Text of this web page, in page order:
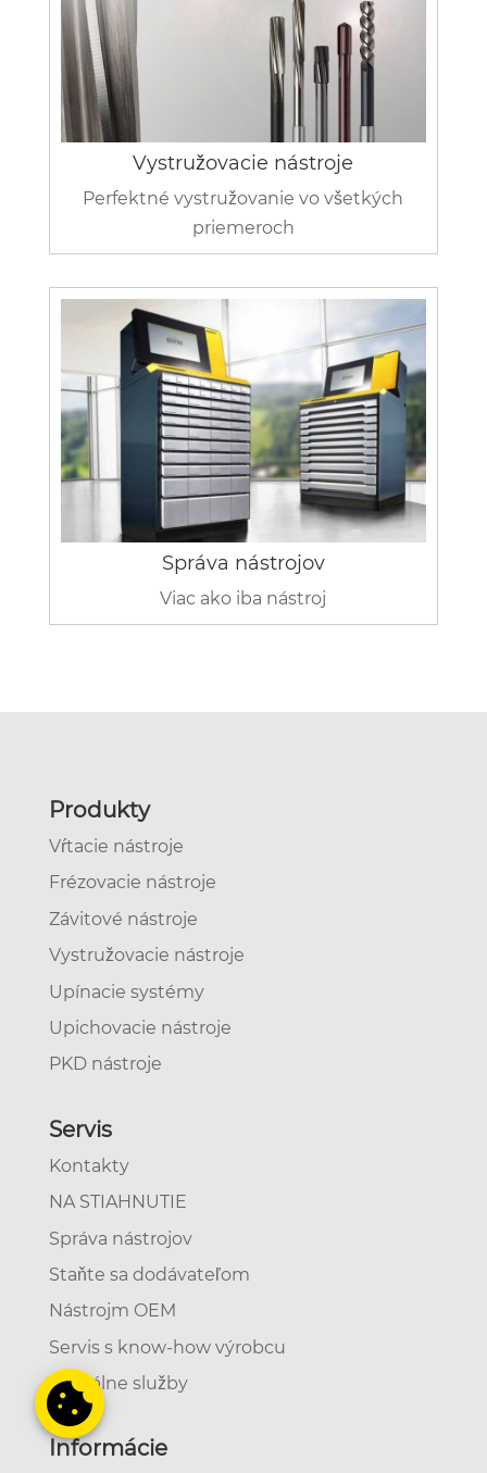
Vystružovacie nástroje
Perfektné vystružovanie vo všetkých
priemeroch
Správa nástrojov
Viac ako iba nástroj
Produkty
Vŕtacie nástroje
Frézovacie nástroje
Závitové nástroje
Vystružovacie nástroje
Upínacie systémy
Upichovacie nástroje
PKD nástroje
Servis
Kontakty
NA STIAHNUTIE
Správa nástrojov
Staňte sa dodávateľom
Nástrojm OEM
Servis s know-how výrobcu
Digitálne služby
Informácie